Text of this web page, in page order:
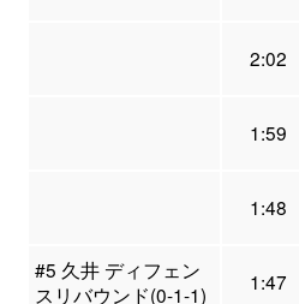
2:02
1:59
1:48
#5 久井 ディフェン
スリバウンド(0-1-1)
1:47